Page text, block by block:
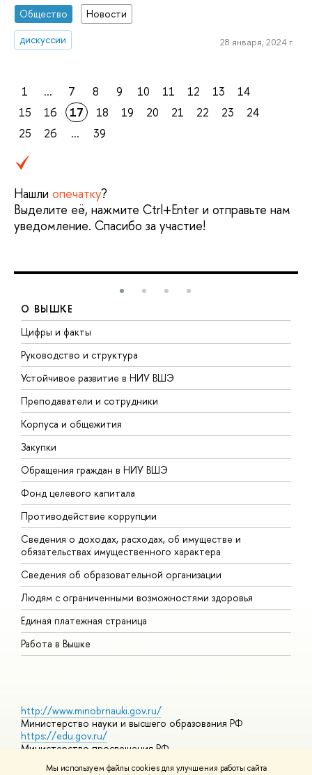
Мы используем файлы cookies для улучшения работы сайта
Общество
Новости
дискуссии
28 января, 2024 г.
1 ... 7 8 9 10 11 12 13
14
15
16 17 18 19 20 21 22 23
24
25
26 ... 39
Нашли опечатку?
Выделите её, нажмите Ctrl+Enter и отправьте нам
уведомление. Спасибо за участие!
О ВЫШКЕ
Цифры и факты
Руководство и структура
Устойчивое развитие в НИУ ВШЭ
Преподаватели и сотрудники
Корпуса и общежития
Закупки
Обращения граждан в НИУ ВШЭ
Фонд целевого капитала
Противодействие коррупции
Сведения о доходах, расходах, об имуществе и
обязательствах имущественного характера
Сведения об образовательной организации
Людям с ограниченными возможностями здоровья
Единая платежная страница
Работа в Вышке
http://www.minobrnauki.gov.ru/
Министерство науки и высшего образования РФ
https://edu.gov.ru/
Министерство просвещения РФ
https://elearning.hse.ru/mooc